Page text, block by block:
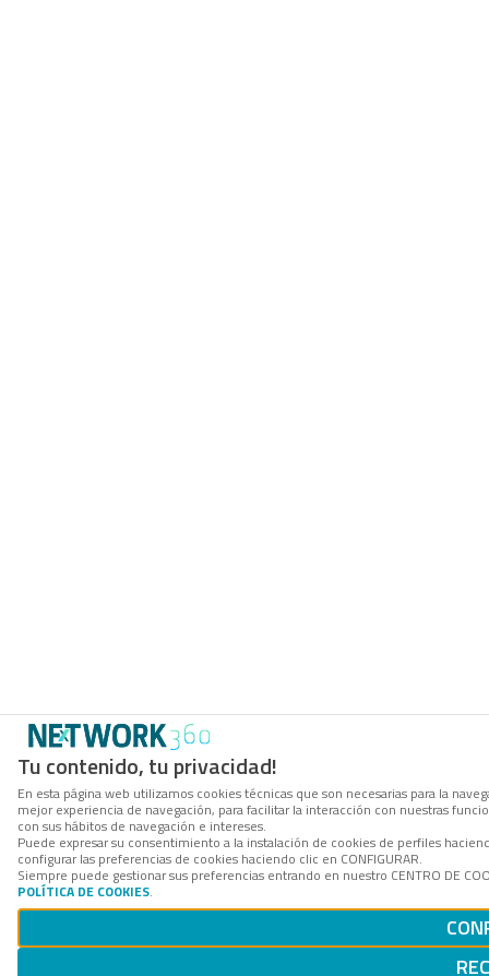
Tu contenido, tu privacidad!
En esta página web utilizamos cookies técnicas que son necesarias para la
mejor experiencia de navegación, para facilitar la interacción con nuestras
con sus hábitos de navegación e intereses.
Puede expresar su consentimiento a la instalación de cookies de perfiles
configurar las preferencias de cookies haciendo clic en CONFIGURAR.
Siempre puede gestionar sus preferencias entrando en nuestro CENTRO DE
POLÍTICA DE COOKIES.